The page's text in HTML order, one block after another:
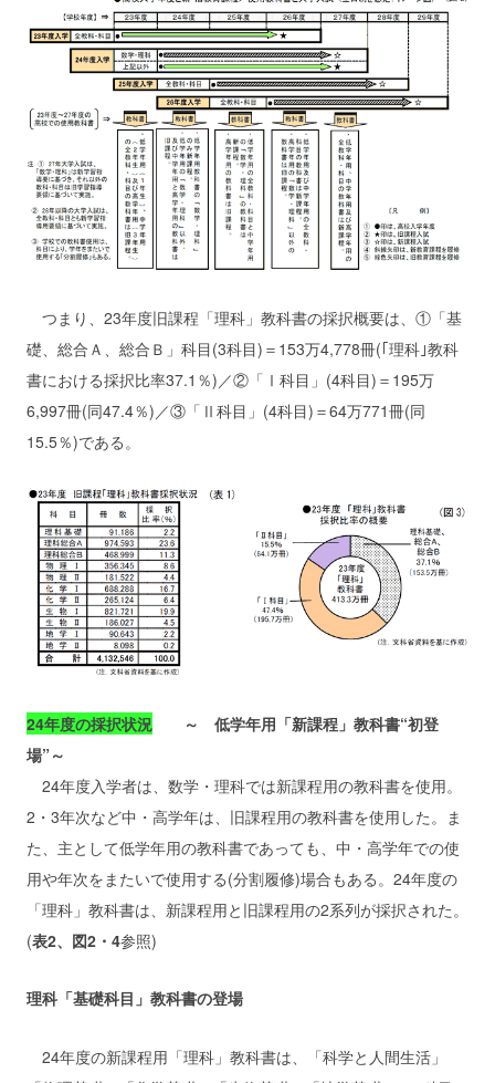
つまり、23年度旧課程「理科」教科書の採択概要は、①「基
礎、総合Ａ、総合Ｂ」科目(3科目)＝153万4,778冊(｢理科｣教科
書における採択比率37.1％)／②「Ⅰ科目」(4科目)＝195万
6,997冊(同47.4％)／③「Ⅱ科目」(4科目)＝64万771冊(同
15.5％)である。
24年度の採択状況 ～ 低学年用「新課程」教科書“初登
場”～
24年度入学者は、数学・理科では新課程用の教科書を使用。
2・3年次など中・高学年は、旧課程用の教科書を使用した。ま
た、主として低学年用の教科書であっても、中・高学年での使
用や年次をまたいで使用する(分割履修)場合もある。24年度の
「理科」教科書は、新課程用と旧課程用の2系列が採択された。
(表2、図2・4参照)
理科「基礎科目」教科書の登場
24年度の新課程用「理科」教科書は、「科学と人間生活」